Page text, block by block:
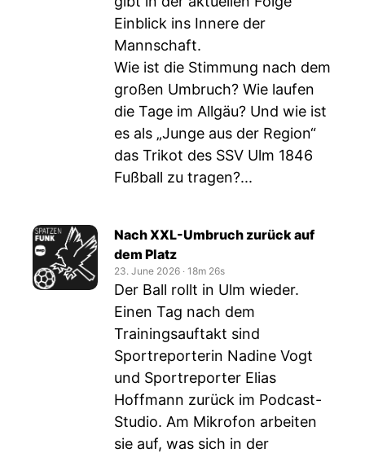
Einblick ins Innere der
Mannschaft.
Wie ist die Stimmung nach dem
großen Umbruch? Wie laufen
die Tage im Allgäu? Und wie ist
es als „Junge aus der Region“
das Trikot des SSV Ulm 1846
Fußball zu tragen?...
Nach XXL-Umbruch zurück auf
dem Platz
23. June 2026 ‧ 18m 26s
Der Ball rollt in Ulm wieder.
Einen Tag nach dem
Trainingsauftakt sind
Sportreporterin Nadine Vogt
und Sportreporter Elias
Hoffmann zurück im Podcast-
Studio. Am Mikrofon arbeiten
sie auf, was sich in der